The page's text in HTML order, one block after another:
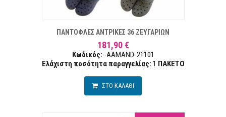
ΠΑΝΤΟΦΛΕΣ ΑΝΤΡΙΚΕΣ 36 ΖΕΥΓΑΡΙΩΝ
181,90 €
Κωδικός: -AAMAND-21101
Ελάχιστη ποσότητα παραγγελίας: 1 ΠΑΚΕΤΟ
ΣΤΟ ΚΑΛΑΘΙ